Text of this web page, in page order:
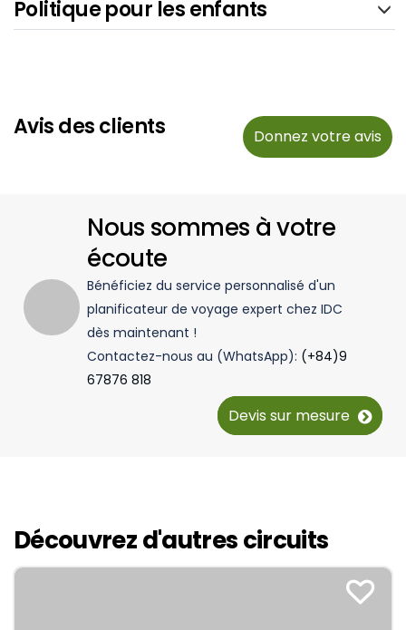
Politique pour les enfants
Avis des clients Donnez votre avis
Nous sommes à votre
écoute
Bénéficiez du service personnalisé d'un
planificateur de voyage expert chez IDC
dès maintenant !
Contactez-nous au (WhatsApp): (+84)9
67876 818
Devis sur mesure
Découvrez d'autres circuits